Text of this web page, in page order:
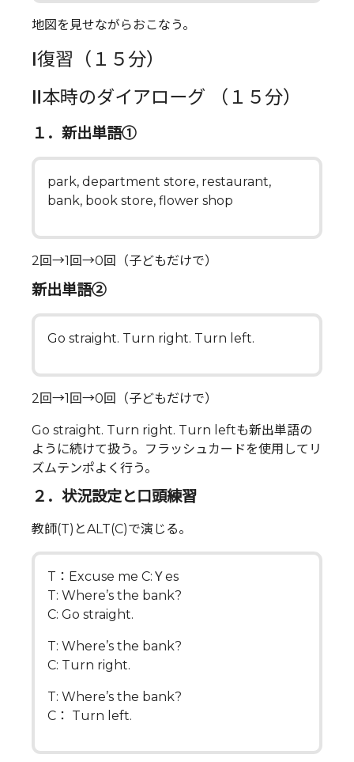
地図を見せながらおこなう。
Ⅰ復習（１５分）
Ⅱ本時のダイアローグ （１５分）
１．新出単語①
park, department store, restaurant,
bank, book store, flower shop
2回→1回→0回（子どもだけで）
新出単語②
Go straight. Turn right. Turn left.
2回→1回→0回（子どもだけで）
Go straight. Turn right. Turn leftも新出単語の
ように続けて扱う。フラッシュカードを使用してリ
ズムテンポよく行う。
２．状況設定と口頭練習
教師(T)とALT(C)で演じる。
T：Excuse me C:Ｙes
T: Where’s the bank?
C: Go straight.
T: Where’s the bank?
C: Turn right.
T: Where’s the bank?
C： Turn left.